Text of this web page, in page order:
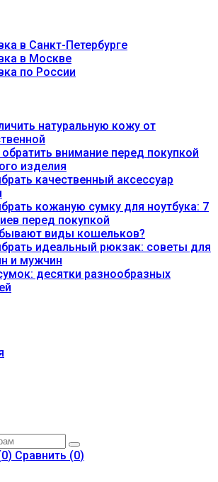
в Санкт-Петербурге
в Москве
по России
натуральную кожу от
внимание перед покупкой
изделия
качественный аксессуар
кожаную сумку для ноутбука: 7
перед покупкой
виды кошельков?
идеальный рюкзак: советы для
и мужчин
десятки разнообразных
0) Сравнить (0)